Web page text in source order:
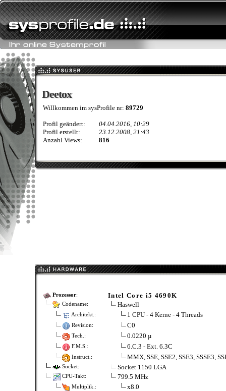
Deetox
Deetox
Willkommen im sysProfile nr: 89729
Profil geändert:
04.04.2016, 10:29
Profil erstellt:
23.12.2008, 21:43
Anzahl Views:
816
Prozessor: Intel Core i5 4690K
Codename: Haswell
Architekt.: 1 CPU - 4 Kerne - 4 Threads
Revision: C0
Tech.: 0.0220 µ
F.M.S.: 6.C.3 - Ext. 6.3C
Instruct.: MMX, SSE, SSE2, SSE3, SSSE3,
Socket: Socket 1150 LGA
CPU-Takt: 799.5 MHz
Multiplik.: x8.0